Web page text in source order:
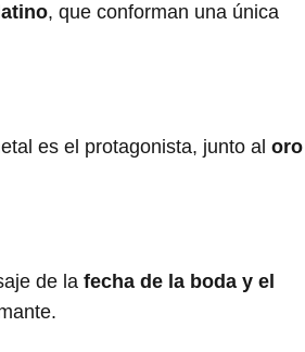
, que conforman una única
es el protagonista, junto al oro
de la fecha de la boda y el